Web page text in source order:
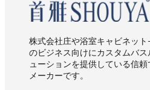
株式会社庄や浴室キャビネッ
のビジネス向けにカスタムバ
ューションを提供している信
メーカーです。